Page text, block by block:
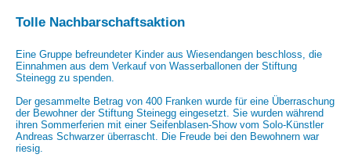
Tolle Nachbarschaftsaktion
Eine Gruppe befreundeter Kinder aus Wiesendangen beschloss, die
Einnahmen aus dem Verkauf von Wasserballonen der Stiftung
Steinegg zu spenden.
Der gesammelte Betrag von 400 Franken wurde für eine Überraschung
der Bewohner der Stiftung Steinegg eingesetzt. Sie wurden während
ihren Sommerferien mit einer Seifenblasen-Show vom Solo-Künstler
Andreas Schwarzer überrascht. Die Freude bei den Bewohnern war
riesig.